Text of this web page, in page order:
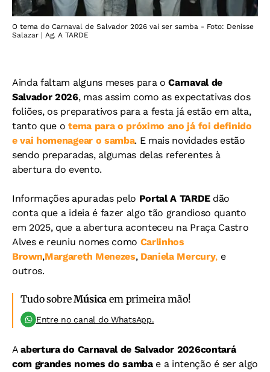
O tema do Carnaval de Salvador 2026 vai ser samba - Foto: Denisse
Salazar | Ag. A TARDE
Ainda faltam alguns meses para oCarnaval de
Salvador 2026, mas assim como as expectativas dos
foliões, os preparativos para a festa já estão em alta,
tanto que o tema para o próximo ano já foi definido
e vai homenagear o samba. E mais novidades estão
sendo preparadas, algumas delas referentes à
abertura do evento.
Informações apuradas pelo Portal A TARDEdão
conta que a ideia é fazer algo tão grandioso quanto
em 2025, que a abertura aconteceu na Praça Castro
Alves e reuniu nomes como Carlinhos
Brown,Margareth Menezes, Daniela Mercury,e
outros.
Tudo sobreMúsica em primeira mão!
Entre no canal do WhatsApp.
Aabertura do Carnaval de Salvador 2026contará
com grandes nomes do sambae a intenção é ser algo